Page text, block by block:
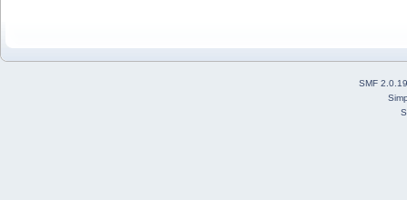
SMF 2.0.19